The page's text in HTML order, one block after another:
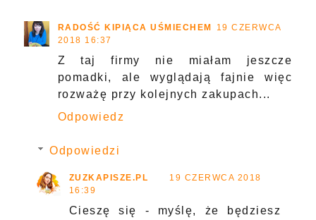
RADOŚĆ KIPIĄCA UŚMIECHEM
19 CZERWCA
2018 16:37
Z taj firmy nie miałam jeszcze
pomadki, ale wyglądają fajnie więc
rozważę przy kolejnych zakupach...
Odpowiedz
Odpowiedzi
ZUZKAPISZE.PL
19 CZERWCA 2018
16:39
Cieszę się - myślę, że będziesz